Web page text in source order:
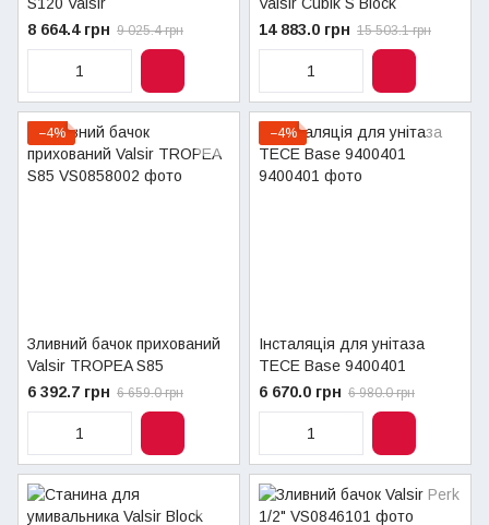
8 664.4 грн 9 025.4 грн
14 883.0 грн 15 503.1 грн
−4%
Зливний бачок прихований
Valsir TROPEA S85
6 392.7 грн 6 659.0 грн
−4%
Інсталяція для унітаза
TECE Base 9400401
6 670.0 грн 6 980.0 грн